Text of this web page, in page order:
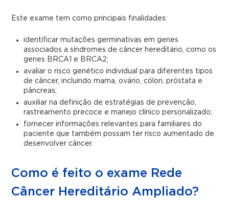
Este exame tem como principais finalidades:
identificar mutações germinativas em genes
associados a síndromes de câncer hereditário, como os
genes BRCA1 e BRCA2;
avaliar o risco genético individual para diferentes tipos
de câncer, incluindo mama, ovário, cólon, próstata e
pâncreas;
auxiliar na definição de estratégias de prevenção,
rastreamento precoce e manejo clínico personalizado;
fornecer informações relevantes para familiares do
paciente que também possam ter risco aumentado de
desenvolver câncer.
Como é feito o exame Rede
Câncer Hereditário Ampliado?